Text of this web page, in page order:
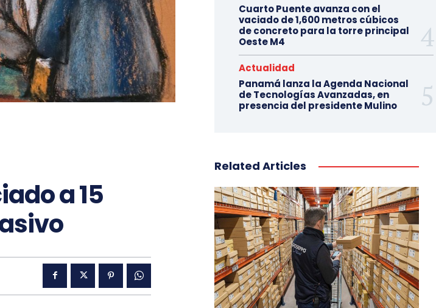
a 15
Cuarto Puente avanza con el
vaciado de 1,600 metros cúbicos
de concreto para la torre principal
Oeste M4
Actualidad
Panamá lanza la Agenda Nacional
de Tecnologías Avanzadas, en
presencia del presidente Mulino
Related Articles